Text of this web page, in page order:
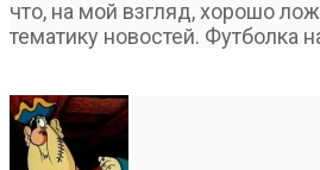
что, на мой взгляд, хорошо
тематику новостей. Футболка